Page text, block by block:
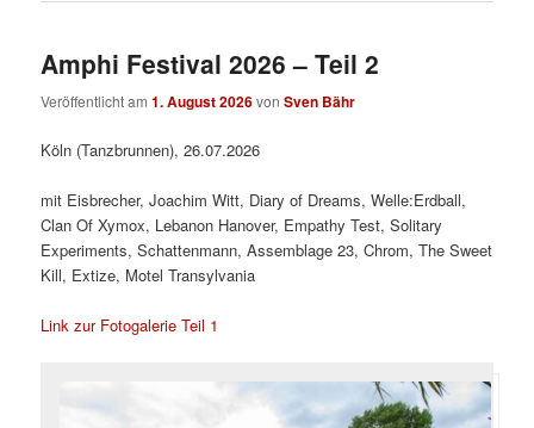
Amphi Festival 2026 – Teil 2
Veröffentlicht am1. August 2026vonSven Bähr
Köln (Tanzbrunnen), 26.07.2026
mit Eisbrecher, Joachim Witt, Diary of Dreams, Welle:Erdball,
Clan Of Xymox, Lebanon Hanover, Empathy Test, Solitary
Experiments, Schattenmann, Assemblage 23, Chrom, The Sweet
Kill, Extize, Motel Transylvania
Link zur Fotogalerie Teil 1